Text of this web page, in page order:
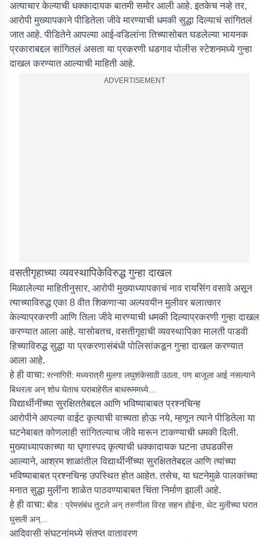
अत्याचार केल्याची धक्कादायक बातमी समोर आली आहे. इतकेच नव्हे तर,
आरोपी मुख्यापकाने पीडितेला जीवे मारण्याची धमकी सुद्धा दिल्याचं सांगितलं
जात आहे. पीडितेने आपल्या आई-वडिलांना तिच्यासोबत घडलेल्या भायनक
प्रकाराबद्दल सांगितलं असता या प्रकरणी धडगाव पोलीस स्टेशनमध्ये गुन्हा
दाखल करण्यात आल्याची माहिती आहे.
ADVERTISEMENT
वसतीगृहाच्या व्यवस्थापिकेविरुद्ध गुन्हा दाखल
मिळालेल्या माहितीनुसार, आरोपी मुख्याध्यापकाचं नाव रायसिंग वसावे असून
त्याच्याविरुद्ध एका 8 वीत शिकणाऱ्या अल्पवयीन मुलीवर बलात्कार
केल्याप्रकरणी आणि तिला जीवे मारण्याची धमकी दिल्याप्रकरणी गुन्हा दाखल
करण्यात आला आहे. यासोबतच, वसतीगृहाची व्यवस्थापिका मालती पाडवी
हिच्याविरुद्ध सुद्धा या प्रकरणासंबंधी पोलिसांकडून गुन्हा दाखल करण्यात
आला आहे.
हे ही वाचा: रत्नागिरी: मध्यरात्री मुलगा लघुशंकेसाठी उठला, पण बाजूला आई नसल्याने
बिथरला अन् शोध घेताच घराबाहेरील बाथरूममध्ये...
विद्यार्थीनींच्या सुरक्षिततेबद्दल आणि भविष्याबाबत प्रश्नचिन्ह
आरोपीने आपल्या वाईट कृत्याची वाच्यता होऊ नये, म्हणून त्याने पीडितेला या
घटनेबाबत कोणलाही सांगितल्याच जीवे मारून टाकण्याची धमकी दिली.
मुख्याध्यापकाच्या या घृणास्पद कृत्याची धक्कादायक घटना उघडकीस
आल्याने, आश्रम शाळांतील विद्यार्थीनींच्या सुरक्षिततेबद्दल आणि त्यांच्या
भविष्याबाबत प्रश्नचिन्ह उपस्थित होत आहेत. तसेच, या घटनेमुळे पालकांच्या
मनात सुद्धा मुलींना शाळेत पाठवण्याबाबत चिंता निर्माण झाली आहे.
हे ही वाचा: बीड : प्रेमसंबंध तुटले अन् तरुणीला विरह सहन होईना, थेट मुलीच्या घरात
घुसली अन्...
आदिवासी संघटनांमध्ये संतप्त वातावरण